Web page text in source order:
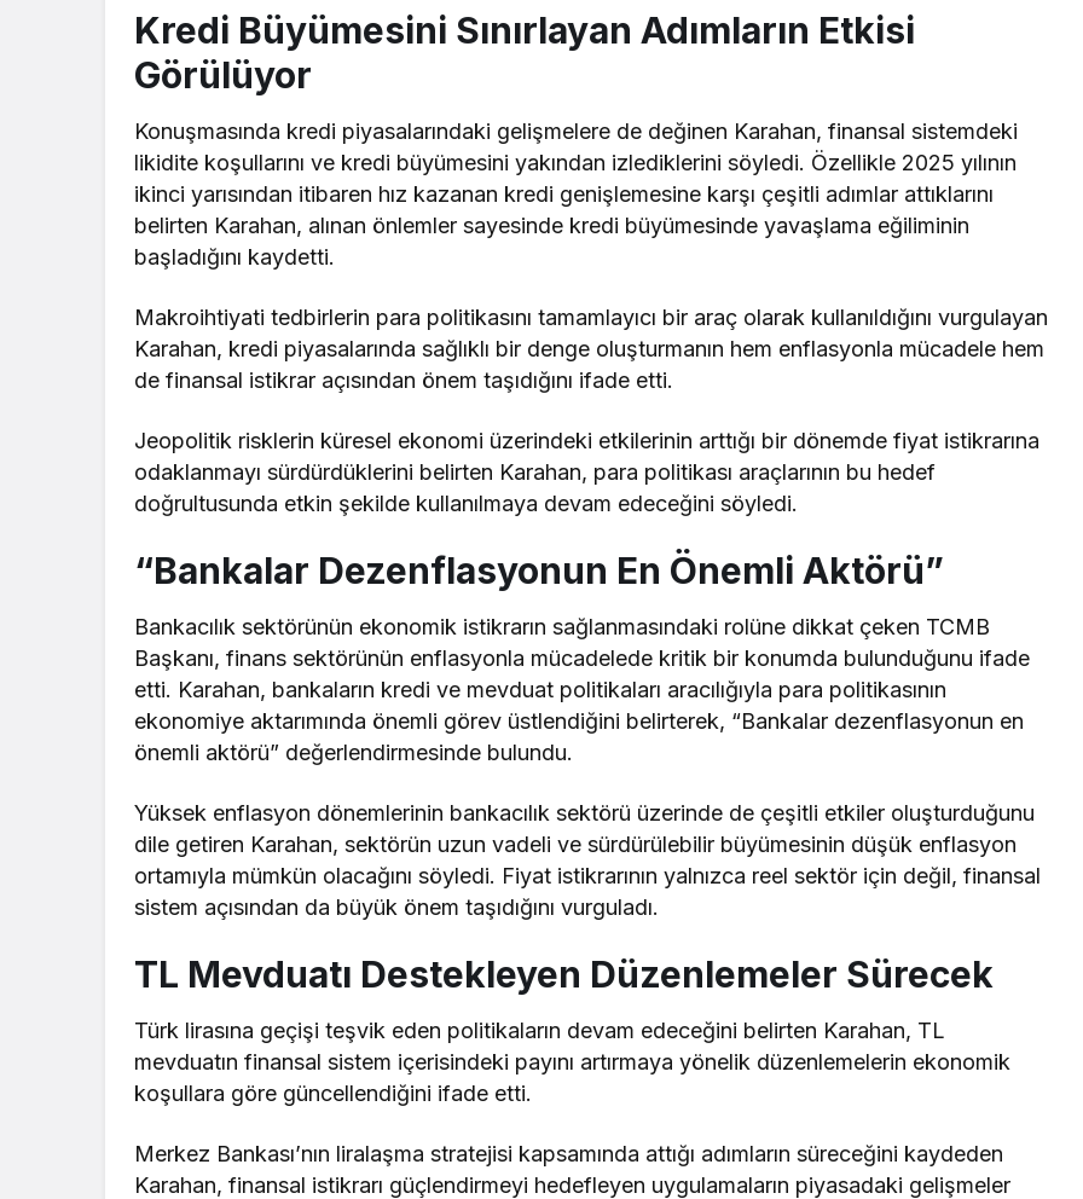
Kredi Büyümesini Sınırlayan Adımların Etkisi
Görülüyor
Konuşmasında kredi piyasalarındaki gelişmelere de değinen Karahan, finansal sistemdeki
likidite koşullarını ve kredi büyümesini yakından izlediklerinisöyledi. Özellikle 2025 yılının
ikinci yarısından itibaren hız kazanan kredi genişlemesine karşı çeşitli adımlar attıklarını
belirten Karahan, alınan önlemler sayesinde kredi büyümesinde yavaşlama eğiliminin
başladığını kaydetti.
Makroihtiyati tedbirlerin para politikasını tamamlayıcı bir araç olarak kullanıldığını vurgulayan
Karahan, kredi piyasalarında sağlıklı bir denge oluşturmanın hem enflasyonla mücadele hem
de finansal istikrar açısından önem taşıdığını ifade etti.
Jeopolitik risklerin küresel ekonomi üzerindeki etkilerinin arttığı bir dönemde fiyat istikrarına
odaklanmayı sürdürdüklerini belirten Karahan, para politikası araçlarının bu hedef
doğrultusunda etkin şekilde kullanılmaya devam edeceğinisöyledi.
“Bankalar Dezenflasyonun En Önemli Aktörü”
Bankacılık sektörünün ekonomik istikrarın sağlanmasındaki rolüne dikkat çeken TCMB
Başkanı, finans sektörünün enflasyonla mücadelede kritik bir konumda bulunduğunu ifade
etti. Karahan, bankaların kredi ve mevduat politikaları aracılığıyla para politikasının
ekonomiye aktarımında önemli görev üstlendiğini belirterek, “Bankalar dezenflasyonun en
önemli aktörü” değerlendirmesinde bulundu.
Yüksek enflasyon dönemlerinin bankacılık sektörü üzerinde de çeşitli etkiler oluşturduğunu
dile getiren Karahan, sektörün uzun vadeli ve sürdürülebilir büyümesinin düşük enflasyon
ortamıyla mümkün olacağınısöyledi. Fiyat istikrarının yalnızca reel sektör için değil, finansal
sistem açısından da büyük önem taşıdığını vurguladı.
TL Mevduatı Destekleyen Düzenlemeler Sürecek
Türk lirasına geçişi teşvik eden politikaların devam edeceğini belirten Karahan, TL
mevduatın finansal sistem içerisindeki payını artırmaya yönelik düzenlemelerin ekonomik
koşullara göre güncellendiğini ifade etti.
Merkez Bankası’nın liralaşma stratejisi kapsamında attığı adımların süreceğini kaydeden
Karahan, finansal istikrarı güçlendirmeyi hedefleyen uygulamaların piyasadaki gelişmeler